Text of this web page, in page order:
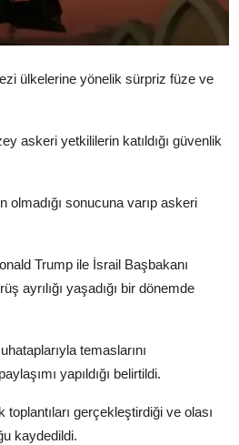
ülkelerine yönelik sürpriz füze ve
askeri yetkililerin katıldığı güvenlik
olmadığı sonucuna varıp askeri
Trump ile İsrail Başbakanı
ayrılığı yaşadığı bir dönemde
temaslarını
yapıldığı belirtildi.
gerçekleştirdiği ve olası
kaydedildi.